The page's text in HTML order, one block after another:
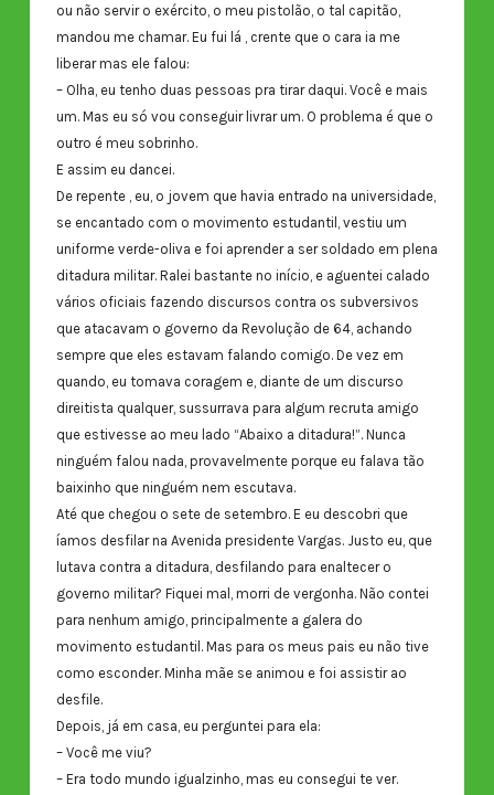
ou não servir o exército, o meu pistolão, o tal capitão,
mandou me chamar. Eu fui lá , crente que o cara ia me
liberar mas ele falou:
– Olha, eu tenho duas pessoas pra tirar daqui. Você e mais
um. Mas eu só vou conseguir livrar um. O problema é que o
outro é meu sobrinho.
E assim eu dancei.
De repente , eu, o jovem que havia entrado na universidade,
se encantado com o movimento estudantil, vestiu um
uniforme verde-oliva e foi aprender a ser soldado em plena
ditadura militar. Ralei bastante no início, e aguentei calado
vários oficiais fazendo discursos contra os subversivos
que atacavam o governo da Revolução de 64, achando
sempre que eles estavam falando comigo. De vez em
quando, eu tomava coragem e, diante de um discurso
direitista qualquer, sussurrava para algum recruta amigo
que estivesse ao meu lado “Abaixo a ditadura!”. Nunca
ninguém falou nada, provavelmente porque eu falava tão
baixinho que ninguém nem escutava.
Até que chegou o sete de setembro. E eu descobri que
íamos desfilar na Avenida presidente Vargas. Justo eu, que
lutava contra a ditadura, desfilando para enaltecer o
governo militar? Fiquei mal, morri de vergonha. Não contei
para nenhum amigo, principalmente a galera do
movimento estudantil. Mas para os meus pais eu não tive
como esconder. Minha mãe se animou e foi assistir ao
desfile.
Depois, já em casa, eu perguntei para ela:
– Você me viu?
– Era todo mundo igualzinho, mas eu consegui te ver.